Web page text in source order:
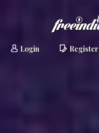
Login Register